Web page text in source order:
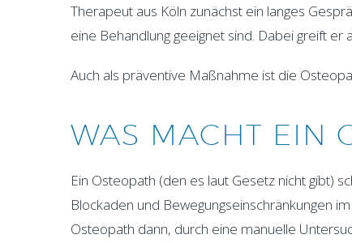
Therapeut aus Köln zunächst ein langes
eine Behandlung geeignet sind. Dabei greift er
Auch als präventive Maßnahme ist die
WAS MACHT EIN
Ein Osteopath (den es laut Gesetz nicht gibt)
Blockaden und Bewegungseinschränkungen
Osteopath dann, durch eine manuelle